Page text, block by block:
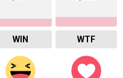
WIN WTF